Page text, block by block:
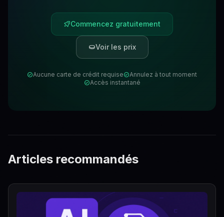
Commencez gratuitement
Voir les prix
Aucune carte de crédit requise
Annulez à tout moment
Accès instantané
Articles recommandés